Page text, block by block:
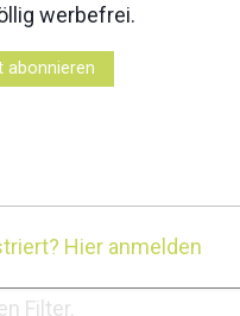
Zeige:
Filter.
werbefrei.
abonnieren
Hier anmelden